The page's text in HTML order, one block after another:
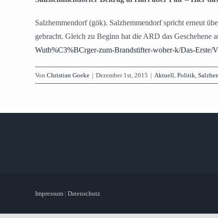
Salzhemmendorf (gök). Salzhemmendorf spricht erneut
gebracht. Gleich zu Beginn hat die ARD das
Wutb%C3%BCrger-zum-Brandstifter-woher-k/Das-Erste/
Von Christian Goeke | Dezember 1st, 2015 | Aktuell, Politik,
Impressum | Datenschutz